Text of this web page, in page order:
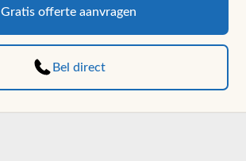
Gratis offerte aanvragen
Bel direct